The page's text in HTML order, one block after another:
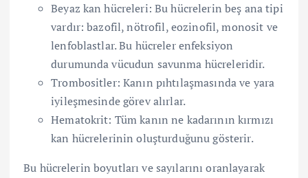
Beyaz kan hücreleri: Bu hücrelerin beş ana tipi
vardır: bazofil, nötrofil, eozinofil, monosit ve
lenfoblastlar. Bu hücreler enfeksiyon
durumunda vücudun savunma hücreleridir.
Trombositler: Kanın pıhtılaşmasında ve yara
iyileşmesinde görev alırlar.
Hematokrit: Tüm kanın ne kadarının kırmızı
kan hücrelerinin oluşturduğunu gösterir.
Bu hücrelerin boyutları ve sayılarını oranlayarak